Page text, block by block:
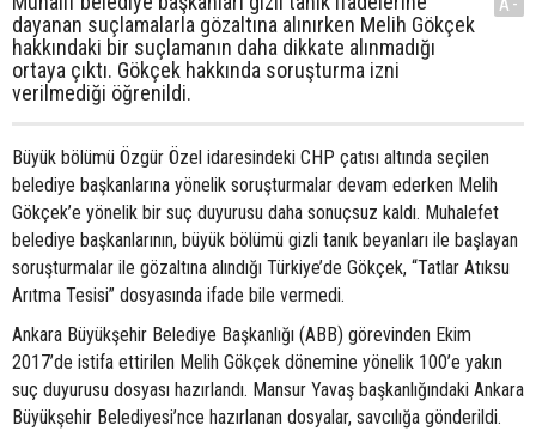
dayanan suçlamalarla gözaltına alınırken Melih Gökçek
hakkındaki bir suçlamanın daha dikkate alınmadığı
ortaya çıktı. Gökçek hakkında soruşturma izni
verilmediği öğrenildi.
Büyük bölümü Özgür Özel idaresindeki CHP çatısı altında seçilen
belediye başkanlarına yönelik soruşturmalar devam ederken Melih
Gökçek’e yönelik bir suç duyurusu daha sonuçsuz kaldı. Muhalefet
belediye başkanlarının, büyük bölümü gizli tanık beyanları ile başlayan
soruşturmalar ile gözaltına alındığı Türkiye’de Gökçek, “Tatlar Atıksu
Arıtma Tesisi” dosyasında ifade bile vermedi.
Ankara Büyükşehir Belediye Başkanlığı (ABB) görevinden Ekim
2017’de istifa ettirilen Melih Gökçek dönemine yönelik 100’e yakın
suç duyurusu dosyası hazırlandı. Mansur Yavaş başkanlığındaki Ankara
Büyükşehir Belediyesi’nce hazırlanan dosyalar, savcılığa gönderildi.